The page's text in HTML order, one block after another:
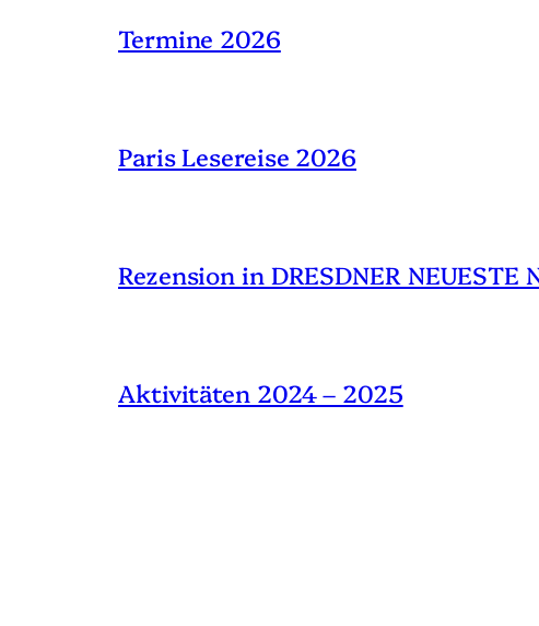
Termine 2026
Paris Lesereise 2026
Rezension in DRESDNER
Aktivitäten 2024 – 2025